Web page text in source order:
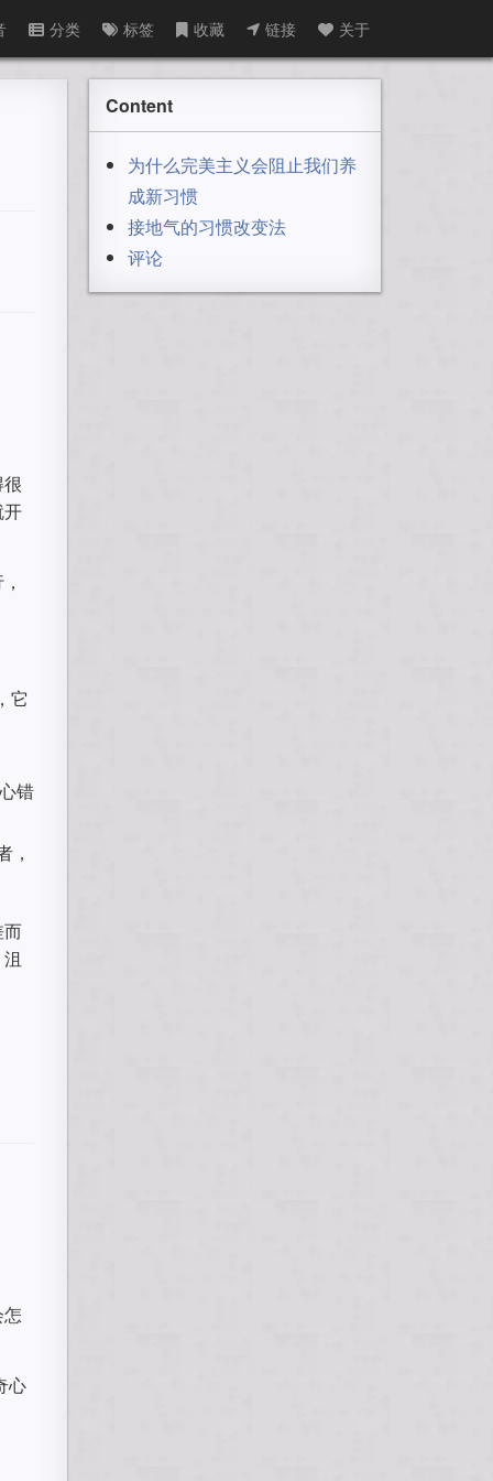
分类 标签 收藏 链接 关于
它
错
，
心
Content
为什么完美主义会阻止我们养
成新习惯
接地气的习惯改变法
评论